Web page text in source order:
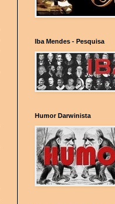
Iba Mendes - Pesquisa
Humor Darwinista